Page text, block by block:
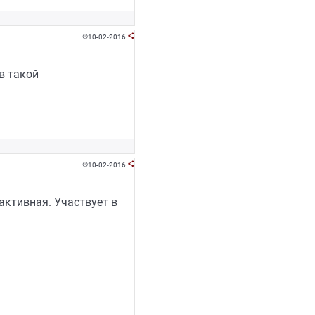
10-02-2016 
такой
10-02-2016 
Участвует в